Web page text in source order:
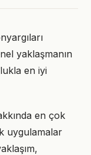
yaklaşmanın
en iyi
en çok
uygulamalar